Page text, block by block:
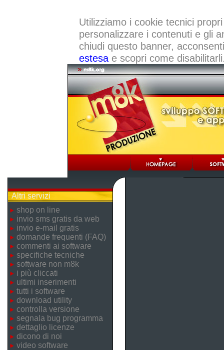
Utilizziamo i cookie tecnici
personalizzare i contenuti e gli
chiudi questo banner,
estesae scopri come
Altri servizi
shop on line
invio sms gratis da web
invio e-mail gratis
domande frequenti (FAQ)
commenti ai software
specifiche tecniche
software non m8k
i più cliccati
ultimi inserimenti
tutti i software
download utility
controlla versione
segnala bug programma
dettaglio licenze
dicono di noi
video software